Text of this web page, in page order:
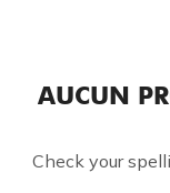
AUCUN
Check your